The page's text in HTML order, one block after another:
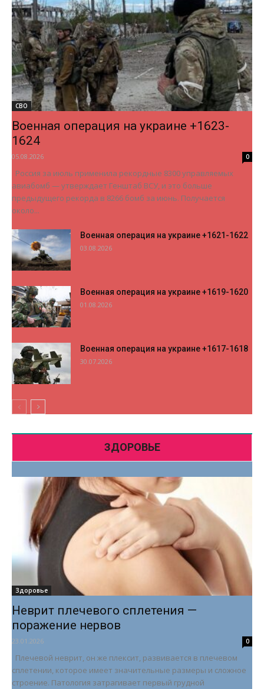
СВО
Военная операция на украине +1623-
1624
05.08.2026 0
Россия за июль применила рекордные 8300 управляемых
авиабомб — утверждает Генштаб ВСУ, и это больше
предыдущего рекорда в 8266 бомб за июнь. Получается
около...
Военная операция на украине +1621-1622
03.08.2026
Военная операция на украине +1619-1620
01.08.2026
Военная операция на украине +1617-1618
30.07.2026
ЗДОРОВЬЕ
Здоровье
Неврит плечевого сплетения —
поражение нервов
23.01.2026 0
Плечевой неврит, он же плексит, развивается в плечевом
сплетении, которое имеет значительные размеры и сложное
строение. Патология затрагивает первый грудной